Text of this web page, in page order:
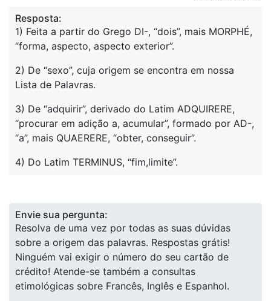
Resposta:
1) Feita a partir do Grego DI-, “dois”, mais MORPHÉ,
“forma, aspecto, aspecto exterior”.
2) De “sexo”, cuja origem se encontra em nossa
Lista de Palavras.
3) De “adquirir”, derivado do Latim ADQUIRERE,
“procurar em adição a, acumular”, formado por AD-,
“a”, mais QUAERERE, “obter, conseguir”.
4) Do Latim TERMINUS, “fim,limite”.
Envie sua pergunta:
Resolva de uma vez por todas as suas dúvidas
sobre a origem das palavras. Respostas grátis!
Ninguém vai exigir o número do seu cartão de
crédito! Atende-se também a consultas
etimológicas sobre Francês, Inglês e Espanhol.